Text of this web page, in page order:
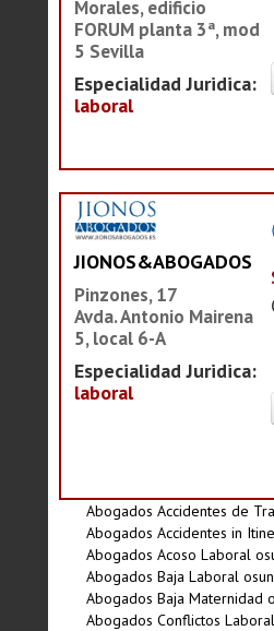
Morales, edificio
FORUM planta 3ª, mod
5 Sevilla
Especialidad Juridica:
laboral
JIONOS&ABOGADOS
Pinzones, 17
Avda. Antonio Mairena
5, local 6-A
Especialidad Juridica:
laboral
Abogados Accidentes de
Abogados Accidentes in
Abogados Acoso Laboral
Abogados Baja Laboral
Abogados Baja Maternidad
Abogados Conflictos